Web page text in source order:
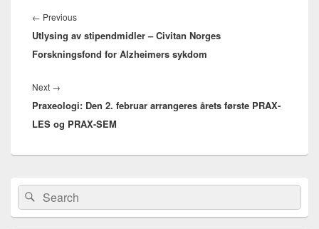
← PreviousPrevious
post:
Utlysing av stipendmidler – Civitan Norges
Forskningsfond for Alzheimers sykdom
Next →
post:
Praxeologi: Den 2. februar arrangeres årets første PRAX-
LES og PRAX-SEM
Primary
Sidebar
Widget
Area
Search
for:
Search